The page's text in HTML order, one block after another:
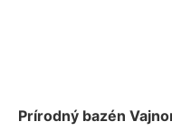
Prírodný bazén